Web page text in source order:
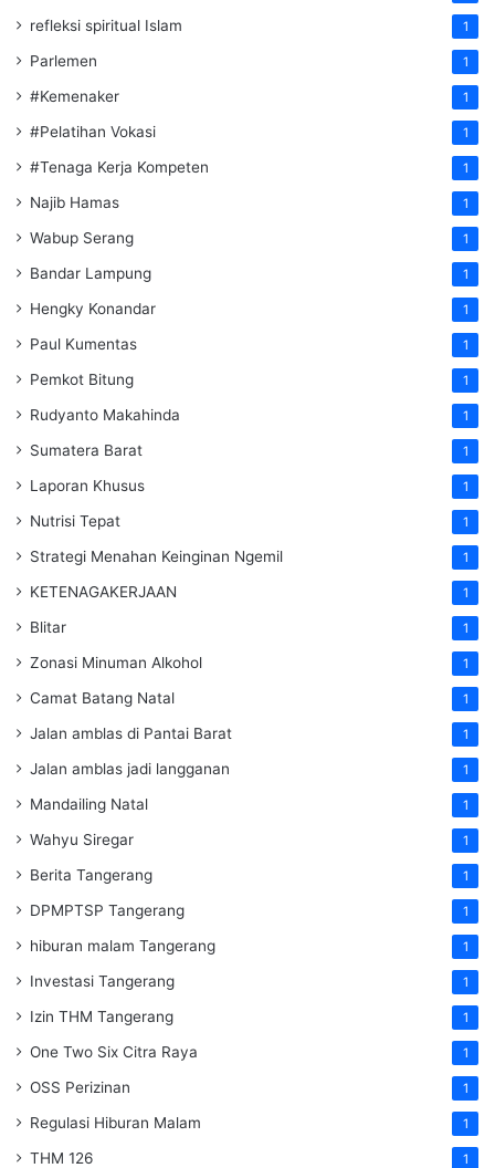
refleksi spiritual Islam 1
Parlemen 1
#Kemenaker 1
#Pelatihan Vokasi 1
#Tenaga Kerja Kompeten 1
Najib Hamas 1
Wabup Serang 1
Bandar Lampung 1
Hengky Konandar 1
Paul Kumentas 1
Pemkot Bitung 1
Rudyanto Makahinda 1
Sumatera Barat 1
Laporan Khusus 1
Nutrisi Tepat 1
Strategi Menahan Keinginan Ngemil 1
KETENAGAKERJAAN 1
Blitar 1
Zonasi Minuman Alkohol 1
Camat Batang Natal 1
Jalan amblas di Pantai Barat 1
Jalan amblas jadi langganan 1
Mandailing Natal 1
Wahyu Siregar 1
Berita Tangerang 1
DPMPTSP Tangerang 1
hiburan malam Tangerang 1
Investasi Tangerang 1
Izin THM Tangerang 1
One Two Six Citra Raya 1
OSS Perizinan 1
Regulasi Hiburan Malam 1
THM 126 1